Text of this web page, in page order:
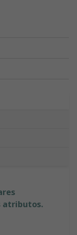
atributos.